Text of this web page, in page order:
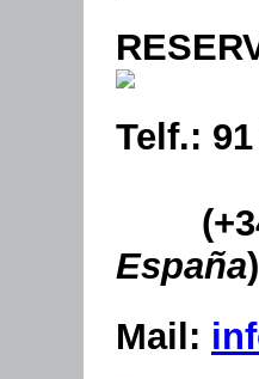
Telf.:
(+34)
España
Mail: